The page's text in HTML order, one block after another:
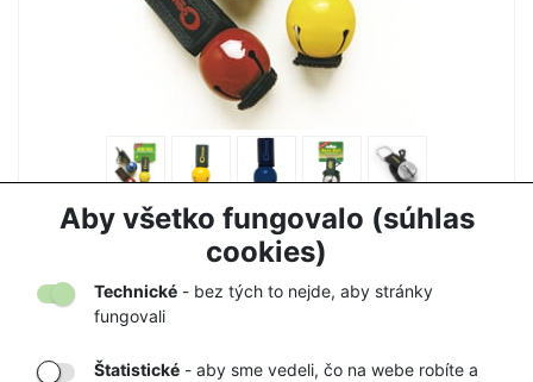
Aby všetko fungovalo (súhlas
cookies)
Technické - bez tých to nejde, aby stránky
fungovali
Štatistické - aby sme vedeli, čo na webe robíte a
ZVONČEK NA MEDVEDE COGHLANS
7,50 € 7,90 €